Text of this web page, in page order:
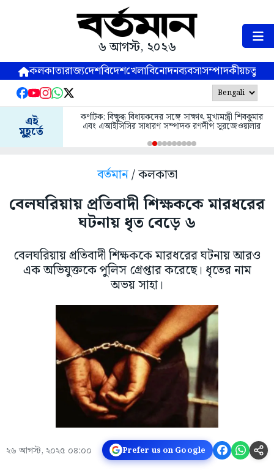
৬ আগস্ট, ২০২৬
কলকাতারাজ্যদেশবিদেশখেলাবিনোদনব্যবসাসম্পাদকীয়
এই
মুহূর্তে
কর্ণাটক: বিক্ষুব্ধ বিধায়কদের সঙ্গে সাক্ষাৎ মুখ্যমন্ত্রী শিবকুমার
এবং এআইসিসির সাধারণ সম্পাদক রণদীপ সুরজেওয়ালার
বর্তমান/ কলকাতা
বেলঘরিয়ায় প্রতিবাদী শিক্ষককে মারধরের
ঘটনায় ধৃত বেড়ে ৬
বেলঘরিয়ায় প্রতিবাদী শিক্ষককে মারধরের ঘটনায় আরও
এক অভিযুক্তকে পুলিস গ্রেপ্তার করেছে। ধৃতের নাম
অভয় সাহা।
২৬ আগস্ট, ২০২৫ ০৪:০০ Prefer us on Google